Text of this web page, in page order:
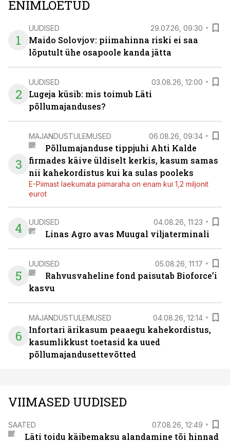
ENIMLOETUD
1
UUDISED 29.07.26, 09:30
Maido Solovjov: piimahinna riski ei saa
lõputult ühe osapoole kanda jätta
2
UUDISED 03.08.26, 12:00
Lugeja küsib: mis toimub Läti
põllumajanduses?
3
MAJANDUSTULEMUSED 06.08.26, 09:34
Põllumajanduse tippjuhi Ahti Kalde
firmades käive üldiselt kerkis, kasum samas
nii kahekordistus kui ka sulas pooleks
E-Piimast laekumata piimaraha on enam kui 1,2 miljonit
eurot
4 UUDISED 04.08.26, 11:23
Linas Agro avas Muugal viljaterminali
5
UUDISED 05.08.26, 11:17
Rahvusvaheline fond paisutab Bioforce’i
kasvu
6
MAJANDUSTULEMUSED 04.08.26, 12:14
Infortari ärikasum peaaegu kahekordistus,
kasumlikkust toetasid ka uued
põllumajandusettevõtted
VIIMASED UUDISED
SAATED 07.08.26, 12:49
Läti toidu käibemaksu alandamine tõi hinnad